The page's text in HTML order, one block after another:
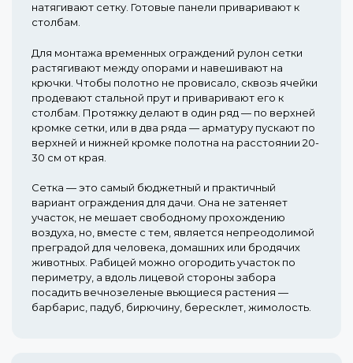
натягивают сетку. Готовые панели приваривают к
столбам.
Для монтажа временных ограждений рулон сетки
растягивают между опорами и навешивают на
крючки. Чтобы полотно не провисало, сквозь ячейки
продевают стальной прут и приваривают его к
столбам. Протяжку делают в один ряд — по верхней
кромке сетки, или в два ряда — арматуру пускают по
верхней и нижней кромке полотна на расстоянии 20-
30 см от края.
Сетка — это самый бюджетный и практичный
вариант ограждения для дачи. Она не затеняет
участок, не мешает свободному прохождению
воздуха, но, вместе с тем, является непреодолимой
преградой для человека, домашних или бродячих
животных. Рабицей можно огородить участок по
периметру, а вдоль лицевой стороны забора
посадить вечнозеленые вьющиеся растения —
барбарис, падуб, бирючину, бересклет, жимолость.